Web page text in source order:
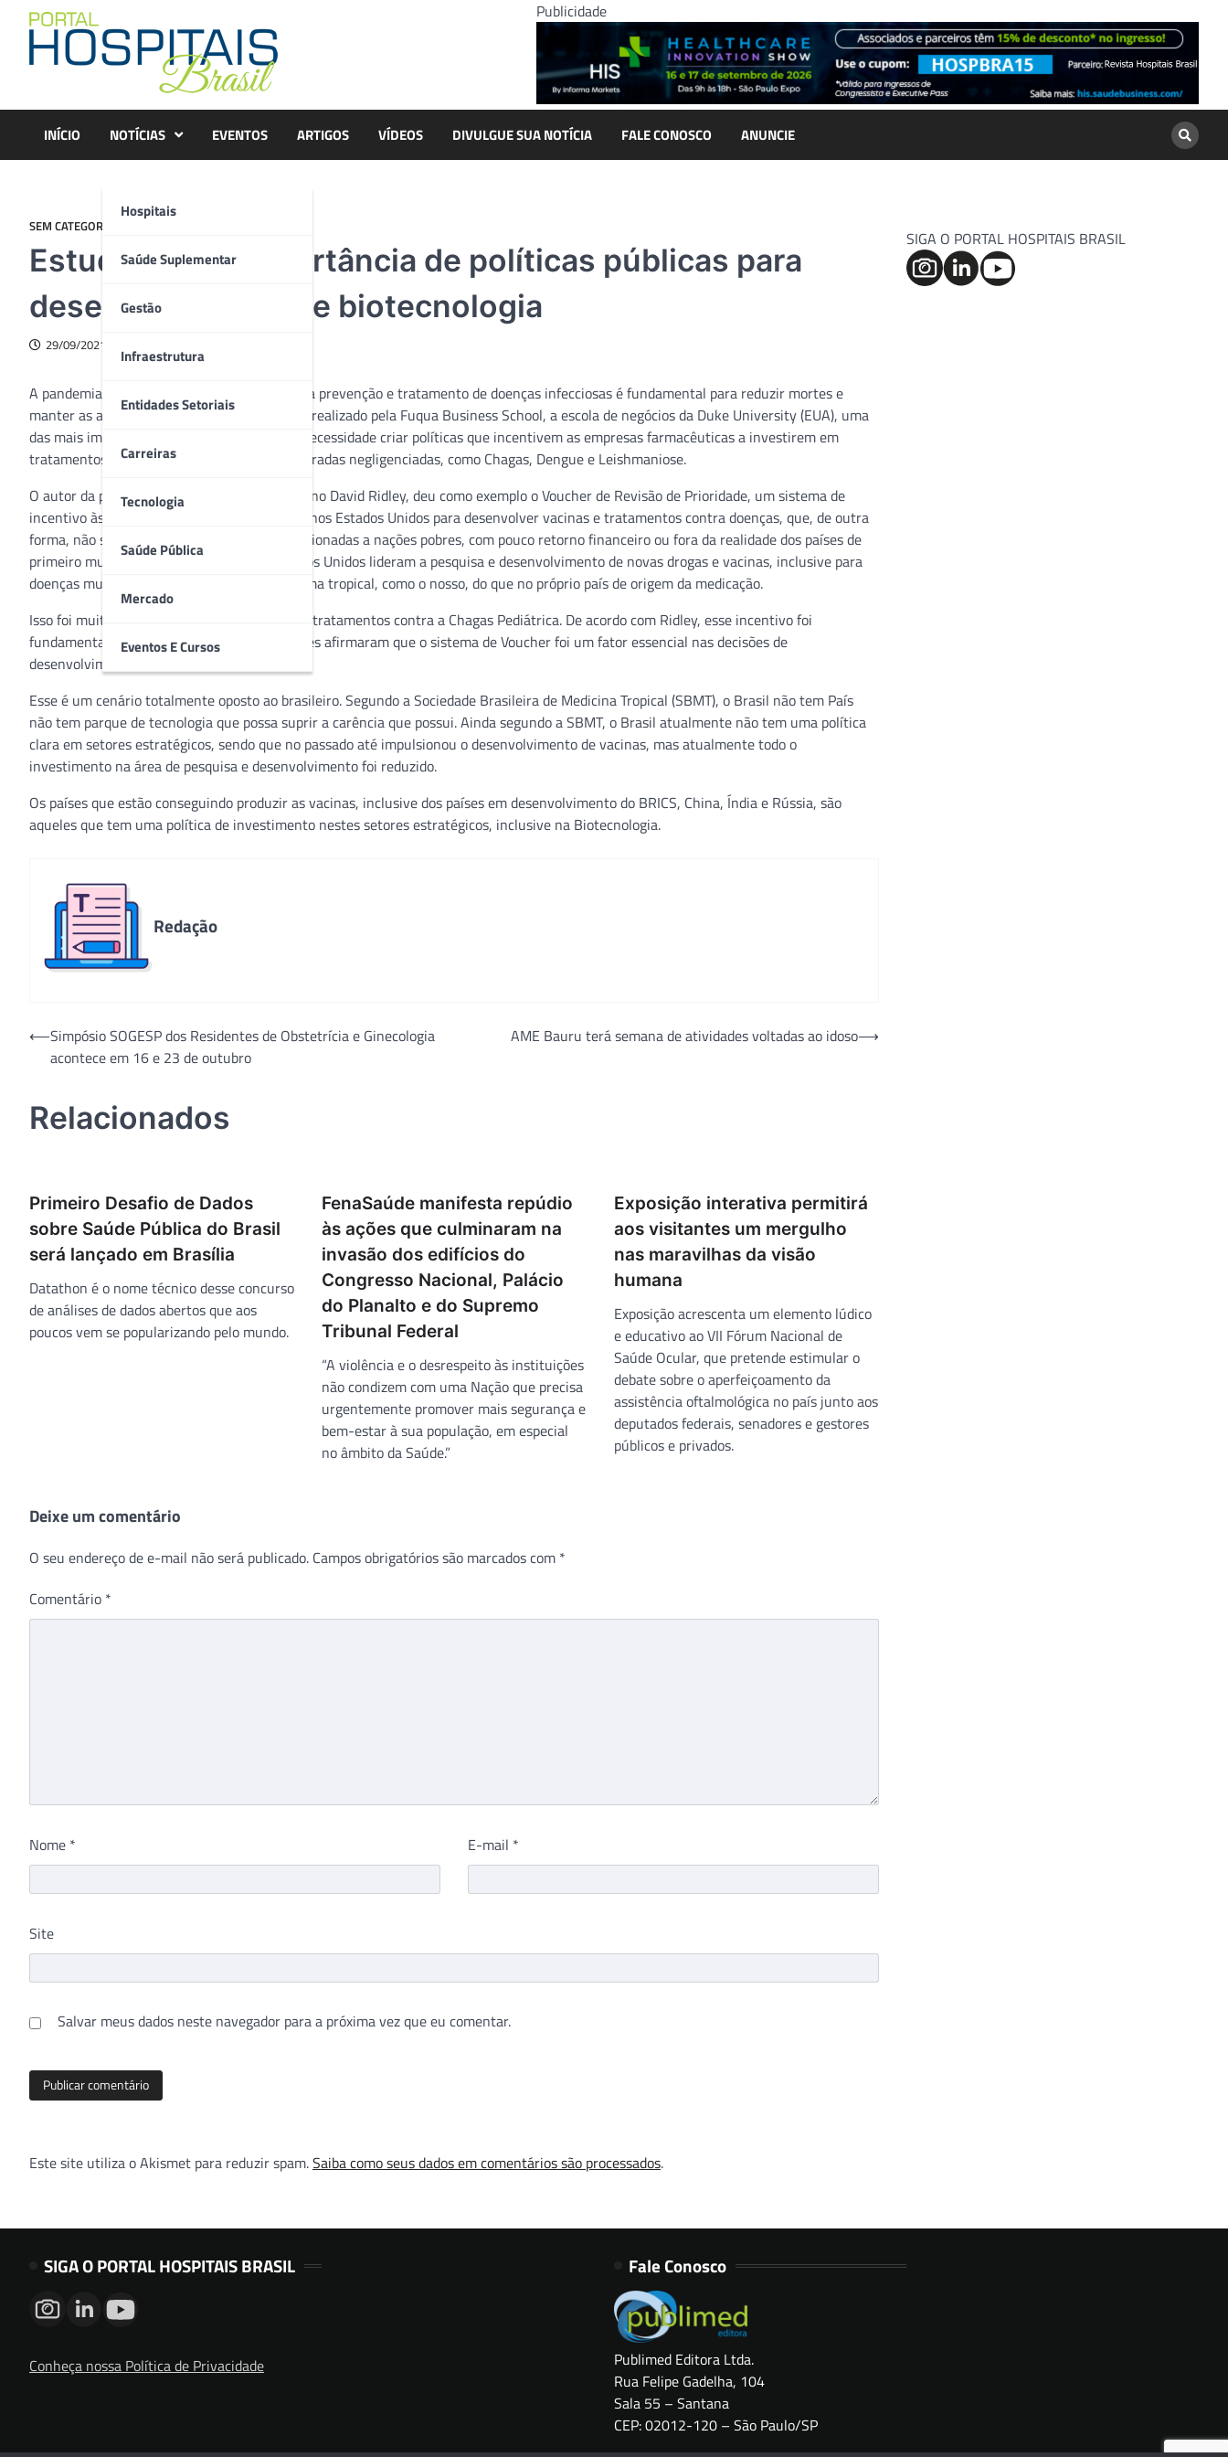
content
Publicidade
INÍCIO NOTÍCIAS
Hospitais
Saúde Suplementar
Gestão
Infraestrutura
Entidades Setoriais
Carreiras
Tecnologia
Saúde Pública
Mercado
Eventos E Cursos
EVENTOS ARTIGOS VÍDEOS DIVULGUE SUA NOTÍCIA FALE CONOSCO ANUNCIE
SEM CATEGORIA
Estudo revela importância de políticas públicas para
desenvolvimento de biotecnologia
29/09/2021
A pandemia Covid-19 mostrou que investir na prevenção e tratamento de doenças infecciosas é fundamental para reduzir mortes e
manter as atividades econômicas. Um estudo realizado pela Fuqua Business School, a escola de negócios da Duke University (EUA), uma
das mais importantes do mundo, mostrou a necessidade criar políticas que incentivem as empresas farmacêuticas a investirem em
tratamentos ou vacinas para doenças consideradas negligenciadas, como Chagas, Dengue e Leishmaniose.
O autor da pesquisa, professor norte-americano David Ridley, deu como exemplo o Voucher de Revisão de Prioridade, um sistema de
incentivo às farmacêuticas lançado em 2007 nos Estados Unidos para desenvolver vacinas e tratamentos contra doenças, que, de outra
forma, não seriam abordadas, pois estão relacionadas a nações pobres, com pouco retorno financeiro ou fora da realidade dos países de
primeiro mundo. Isso explica porque os Estados Unidos lideram a pesquisa e desenvolvimento de novas drogas e vacinas, inclusive para
doenças muito mais comuns em países de clima tropical, como o nosso, do que no próprio país de origem da medicação.
Isso foi muito positivo, citando como exemplo tratamentos contra a Chagas Pediátrica. De acordo com Ridley, esse incentivo foi
fundamental. “Todas as empresas participantes afirmaram que o sistema de Voucher foi um fator essencial nas decisões de
desenvolvimento de medicamentos”, afirma.
Esse é um cenário totalmente oposto ao brasileiro. Segundo a Sociedade Brasileira de Medicina Tropical (SBMT), o Brasil não tem País
não tem parque de tecnologia que possa suprir a carência que possui. Ainda segundo a SBMT, o Brasil atualmente não tem uma política
clara em setores estratégicos, sendo que no passado até impulsionou o desenvolvimento de vacinas, mas atualmente todo o
investimento na área de pesquisa e desenvolvimento foi reduzido.
Os países que estão conseguindo produzir as vacinas, inclusive dos países em desenvolvimento do BRICS, China, Índia e Rússia, são
aqueles que tem uma política de investimento nestes setores estratégicos, inclusive na Biotecnologia.
Redação
Navegação
⟵Simpósio SOGESP dos Residentes de Obstetrícia e Ginecologia
acontece em 16 e 23 de outubro
AME Bauru terá semana de atividades voltadas ao idoso⟶
Relacionados
Primeiro Desafio de Dados
sobre Saúde Pública do Brasil
será lançado em Brasília
Datathon é o nome técnico desse concurso
de análises de dados abertos que aos
poucos vem se popularizando pelo mundo.
FenaSaúde manifesta repúdio
às ações que culminaram na
invasão dos edifícios do
Congresso Nacional, Palácio
do Planalto e do Supremo
Tribunal Federal
“A violência e o desrespeito às instituições
não condizem com uma Nação que precisa
urgentemente promover mais segurança e
bem-estar à sua população, em especial
no âmbito da Saúde.”
Exposição interativa permitirá
aos visitantes um mergulho
nas maravilhas da visão
humana
Exposição acrescenta um elemento lúdico
e educativo ao VII Fórum Nacional de
Saúde Ocular, que pretende estimular o
debate sobre o aperfeiçoamento da
assistência oftalmológica no país junto aos
deputados federais, senadores e gestores
públicos e privados.
Deixe um comentário
O seu endereço de e-mail não será publicado. Campos obrigatórios são marcados com *
Comentário *
Nome * E-mail *
Site
Salvar meus dados neste navegador para a próxima vez que eu comentar.
Este site utiliza o Akismet para reduzir spam.Saiba como seus dados em comentários são processados.
SIGA O PORTAL HOSPITAIS BRASIL
SIGA O PORTAL HOSPITAIS BRASIL
Conheça nossa Política de Privacidade
Fale Conosco
Publimed Editora Ltda.
Rua Felipe Gadelha, 104
Sala 55 – Santana
CEP: 02012-120 – São Paulo/SP